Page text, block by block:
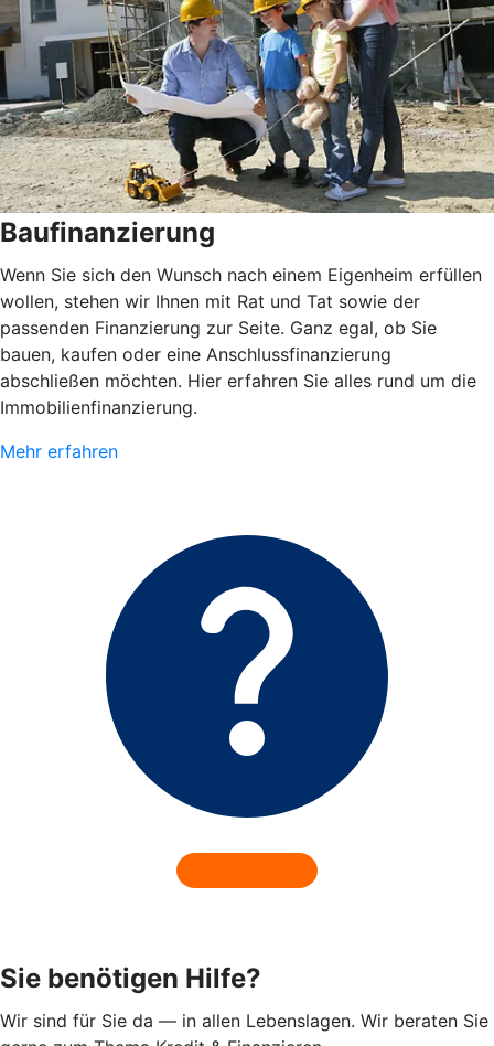
Baufinanzierung
Wenn Sie sich den Wunsch nach einem Eigenheim erfüllen
wollen, stehen wir Ihnen mit Rat und Tat sowie der
passenden Finanzierung zur Seite. Ganz egal, ob Sie
bauen, kaufen oder eine Anschlussfinanzierung
abschließen möchten. Hier erfahren Sie alles rund um die
Immobilienfinanzierung.
Mehr erfahren
Sie benötigen Hilfe?
Wir sind für Sie da — in allen Lebenslagen. Wir beraten Sie